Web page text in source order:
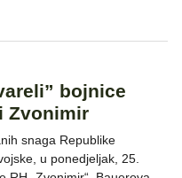
bojnice
Zvonimir
snaga Republike
u ponedjeljak, 25.